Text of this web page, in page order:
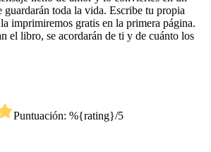
guardarán toda la vida. Escribe tu propia
imprimiremos gratis en la primera página.
el libro, se acordarán de ti y de cuánto los
Puntuación: %{rating}/5